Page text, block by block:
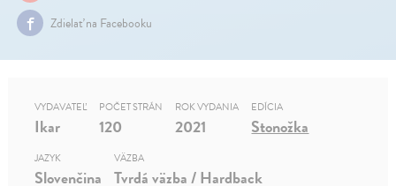
Zdielať na Facebooku
VYDAVATEĽ
Ikar
POČET STRÁN
120
ROK VYDANIA
2021
EDÍCIA
Stonožka
JAZYK
Slovenčina
VÄZBA
Tvrdá väzba / Hardback